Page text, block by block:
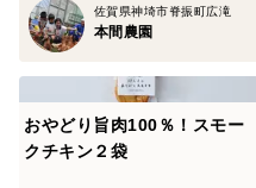
佐賀県神埼市脊振町広滝
本間農園
おやどり旨肉100％！スモー
クチキン２袋